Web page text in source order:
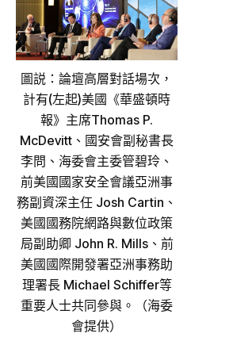
圖説：論壇高層對話場次，
計有(左起)美國《華盛頓時
報》主席Thomas P.
McDevitt、國安會副秘書長
李問、海委會主委管碧玲、
前美國國家安全會議亞洲事
務副資深主任 Josh Cartin、
美國國務院網路與數位政策
局副助卿 John R. Mills、前
美國國際開發署亞洲事務助
理署長 Michael Schiffer等
重要人士共同參與。（海委
會提供）